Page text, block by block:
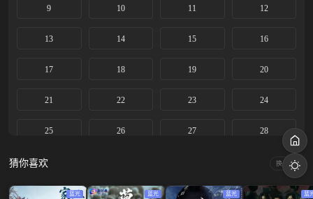
9 10 11 12
13 14 15 16
17 18 19 20
21 22 23 24
25 26 27 28
29
34 35 36
猜你喜欢 换一换
蓝光 蓝光 蓝光 蓝